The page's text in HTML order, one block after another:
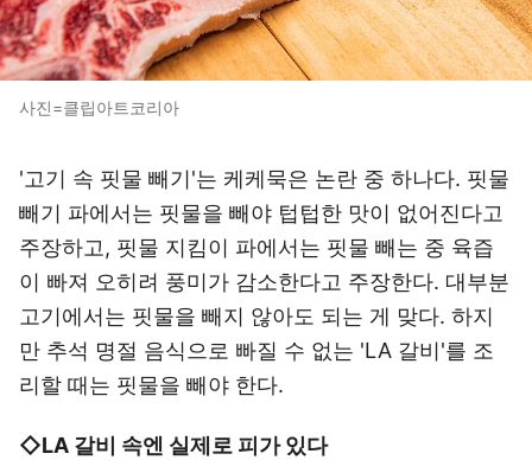
사진=클립아트코리아
'고기 속 핏물 빼기'는 케케묵은 논란 중 하나다. 핏물
빼기 파에서는 핏물을 빼야 텁텁한 맛이 없어진다고
주장하고, 핏물 지킴이 파에서는 핏물 빼는 중 육즙
이 빠져 오히려 풍미가 감소한다고 주장한다. 대부분
고기에서는 핏물을 빼지 않아도 되는 게 맞다. 하지
만 추석 명절 음식으로 빠질 수 없는 'LA 갈비'를 조
리할 때는 핏물을 빼야 한다.
◇LA 갈비 속엔 실제로 피가 있다